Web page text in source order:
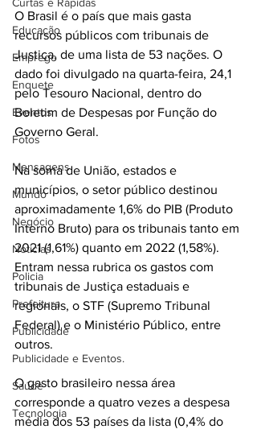
Educação
Emprego
Enquete
Eventos
Fotos
Mensagens
Mundo
Negócio
Noticias
Policia
Prefeitura
Publicidade
Publicidade e Eventos.
Saúde
Tecnologia
O Brasil é o país que mais gasta
recursos públicos com tribunais de
Justiça, de uma lista de 53 nações. O
dado foi divulgado na quarta-feira, 24,1
pelo Tesouro Nacional, dentro do
Boletim de Despesas por Função do
Governo Geral.
Na soma de União, estados e
municípios, o setor público destinou
aproximadamente 1,6% do PIB (Produto
Interno Bruto) para os tribunais tanto em
2021 (1,61%) quanto em 2022 (1,58%).
Entram nessa rubrica os gastos com
tribunais de Justiça estaduais e
regionais, o STF (Supremo Tribunal
Federal) e o Ministério Público, entre
outros.
O gasto brasileiro nessa área
corresponde a quatro vezes a despesa
média dos 53 países da lista (0,4% do